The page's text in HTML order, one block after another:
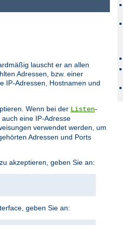
lauscht er an allen
Adressen, bzw. einer
IP-Adressen, Hostnamen und
Wenn bei der Listen-
eine IP-Adresse
verwendet werden, um
Adressen und Ports
akzeptieren, geben Sie an:
geben Sie an: